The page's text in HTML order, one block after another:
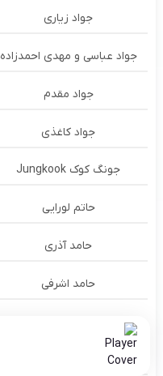
جواد زیاری
جواد عباسی و مهدی احمدزاده
جواد مقدم
جواد کاغذی
جونگ کوک Jungkook
حاتم لورایی
حامد آذری
حامد اشرفی